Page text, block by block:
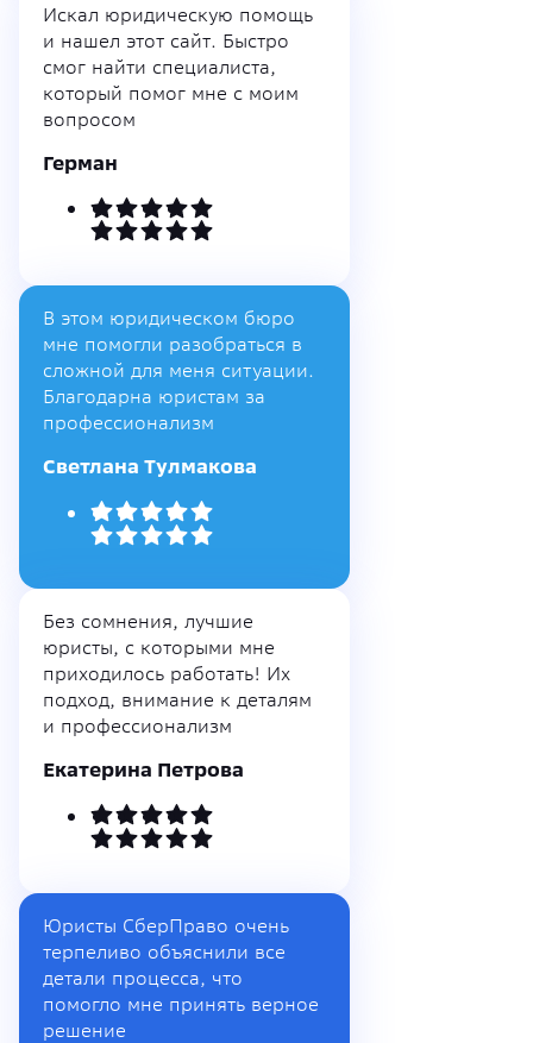
Искал юридическую помощь
и нашел этот сайт. Быстро
смог найти специалиста,
который помог мне с моим
вопросом
Герман
В этом юридическом бюро
мне помогли разобраться в
сложной для меня ситуации.
Благодарна юристам за
профессионализм
Светлана Тулмакова
Без сомнения, лучшие
юристы, с которыми мне
приходилось работать! Их
подход, внимание к деталям
и профессионализм
Екатерина Петрова
Юристы СберПраво очень
терпеливо объяснили все
детали процесса, что
помогло мне принять верное
решение